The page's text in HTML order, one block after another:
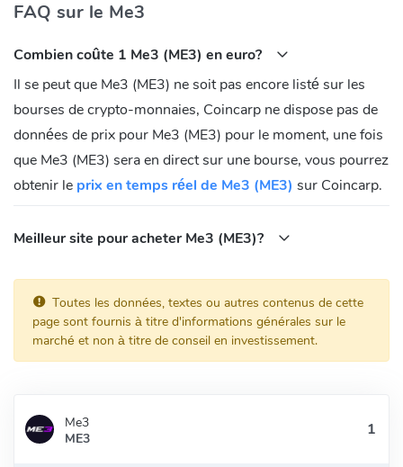
FAQ sur le Me3
Combien coûte 1 Me3 (ME3) en euro?
Il se peut que Me3 (ME3) ne soit pas encore listé sur les
bourses de crypto-monnaies, Coincarp ne dispose pas de
données de prix pour Me3 (ME3) pour le moment, une fois
que Me3 (ME3) sera en direct sur une bourse, vous pourrez
obtenir le prix en temps réel de Me3 (ME3) sur Coincarp.
Meilleur site pour acheter Me3 (ME3)?
Toutes les données, textes ou autres contenus de cette
page sont fournis à titre d'informations générales sur le
marché et non à titre de conseil en investissement.
Me3
ME3